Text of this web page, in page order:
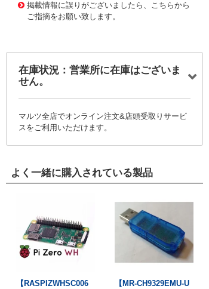
掲載情報に誤りがございましたら、こちらから
ご指摘をお願い致します。
在庫状況：営業所に在庫はございま
せん。
マルツ全店でオンライン注文&店頭受取りサービ
スをご利用いただけます。
よく一緒に購入されている製品
【RASPIZWHSC006
【MR-CH9329EMU-U